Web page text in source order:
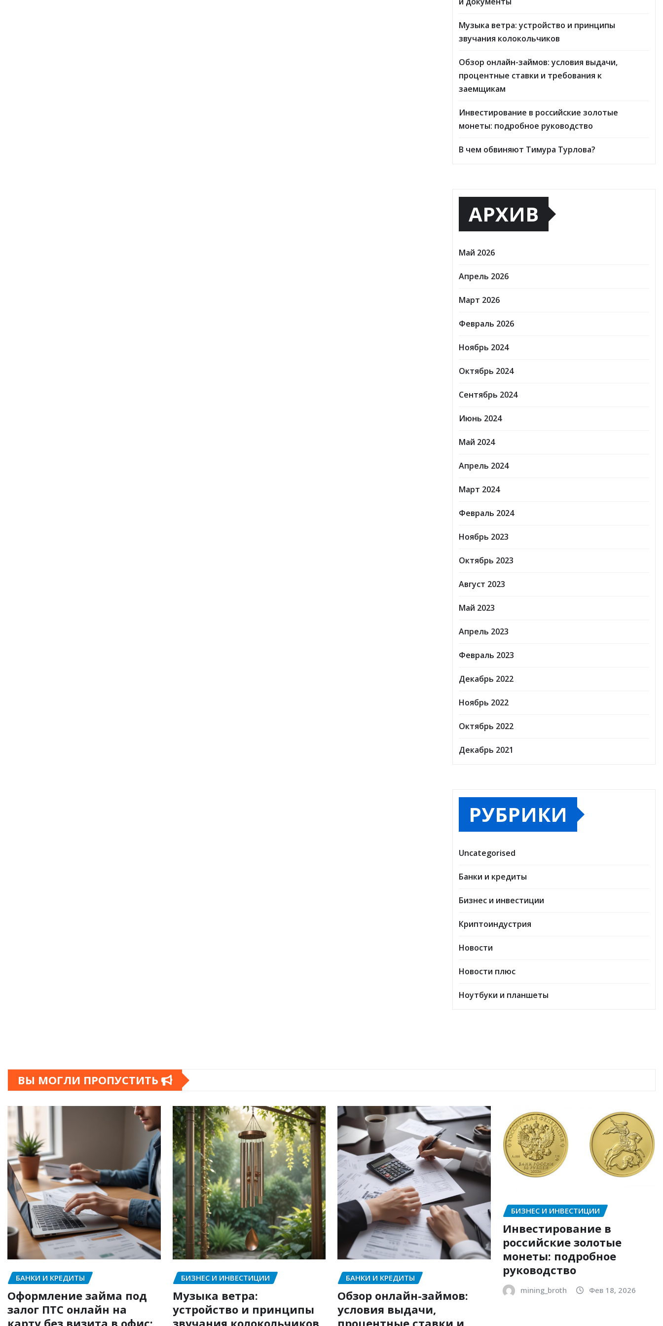
Музыка ветра: устройство и принципы
звучания колокольчиков
Обзор онлайн-займов: условия выдачи,
процентные ставки и требования к
заемщикам
Инвестирование в российские золотые
монеты: подробное руководство
В чем обвиняют Тимура Турлова?
АРХИВ
Май 2026
Апрель 2026
Март 2026
Февраль 2026
Ноябрь 2024
Октябрь 2024
Сентябрь 2024
Июнь 2024
Май 2024
Апрель 2024
Март 2024
Февраль 2024
Ноябрь 2023
Октябрь 2023
Август 2023
Май 2023
Апрель 2023
Февраль 2023
Декабрь 2022
Ноябрь 2022
Октябрь 2022
Декабрь 2021
РУБРИКИ
Uncategorised
Банки и кредиты
Бизнес и инвестиции
Криптоиндустрия
Новости
Новости плюс
Ноутбуки и планшеты
ВЫ МОГЛИ ПРОПУСТИТЬ
БАНКИ И КРЕДИТЫ
Оформление займа под
залог ПТС онлайн на
БИЗНЕС И ИНВЕСТИЦИИ
Музыка ветра:
устройство и принципы
БАНКИ И КРЕДИТЫ
Обзор онлайн-займов:
условия выдачи,
БИЗНЕС И ИНВЕСТИЦИИ
Инвестирование в
российские золотые
монеты: подробное
руководство
mining_broth Фев 18, 2026